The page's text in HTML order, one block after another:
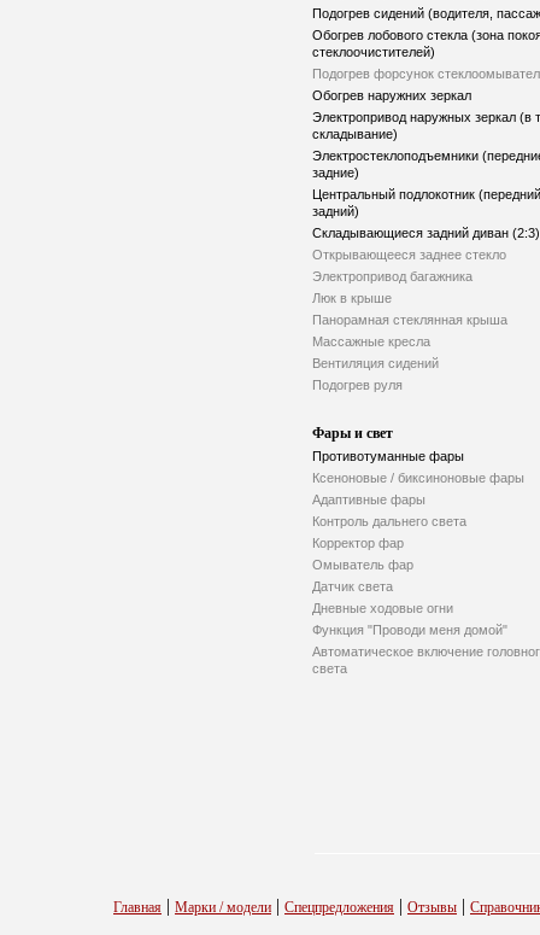
Подогрев сидений (водителя,
Обогрев лобового стекла (зона
стеклоочистителей)
Подогрев форсунок
Обогрев наружних зеркал
Электропривод наружных зеркал (в
складывание)
Электростеклоподъемники
задние)
Центральный подлокотник
задний)
Складывающиеся задний диван (2:3)
Открывающееся заднее стекло
Электропривод багажника
Люк в крыше
Панорамная стеклянная крыша
Массажные кресла
Вентиляция сидений
Подогрев руля
Фары и свет
Противотуманные фары
Ксеноновые / биксиноновые фары
Адаптивные фары
Контроль дальнего света
Корректор фар
Омыватель фар
Датчик света
Дневные ходовые огни
Функция "Проводи меня домой"
Автоматическое включение
света
Главная | Марки / модели | Спецпредложения | Отзывы |